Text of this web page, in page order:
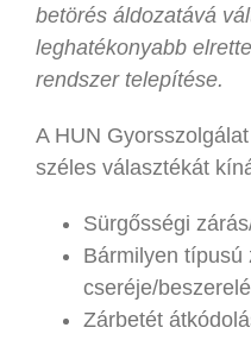
betörés áldozatává
leghatékonyabb
rendszer telepítése.
A HUN
széles választékát
Sürgősségi
Bármilyen típusú
cseréje/
Zárbetét